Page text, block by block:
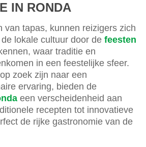
IN RONDA
van tapas, kunnen reizigers zich
lokale cultuur door de feesten
waar traditie en
in een feestelijke sfeer.
zoek zijn naar een
ervaring, bieden de
een verscheidenheid aan
recepten tot innovatieve
de rijke gastronomie van de